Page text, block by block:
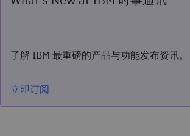
了解 IBM 最重磅的产品与功能发布资讯。
立即订阅